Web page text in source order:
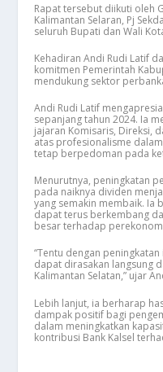
Rapat tersebut diikuti oleh
Kalimantan Selaran, Pj
seluruh Bupati dan Wali
Kehadiran Andi Rudi Latif
komitmen Pemerintah
mendukung sektor
Andi Rudi Latif
sepanjang tahun 2024. Ia
jajaran Komisaris, Direksi,
atas profesionalisme
tetap berpedoman pada
Menurutnya, peningkatan
pada naiknya dividen
yang semakin membaik. Ia
dapat terus berkembang
besar terhadap
“Tentu dengan
dapat dirasakan langsung
Kalimantan Selatan,” ujar
Lebih lanjut, ia berharap
dampak positif bagi
dalam meningkatkan
kontribusi Bank Kalsel